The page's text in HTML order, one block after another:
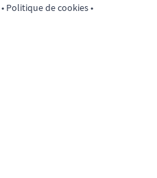
• Politique de cookies•